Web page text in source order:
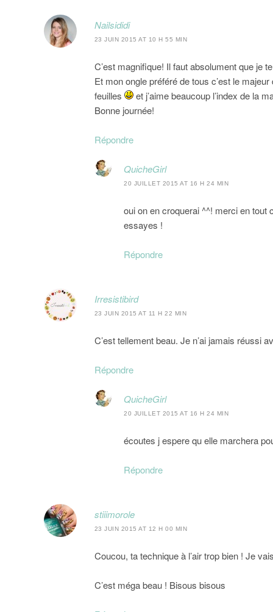
Nailsididi
23 JUIN 2015 AT 10 H 55 MIN
C’est magnifique! Il faut absolument que je
Et mon ongle préféré de tous c’est le
feuilles
et j’aime beaucoup l’index de la
Bonne journée!
Répondre
QuicheGirl
20 JUILLET 2015 AT 16 H 24 MIN
oui on en croquerai ^^! merci en
essayes !
Répondre
Irresistibird
23 JUIN 2015 AT 11 H 22 MIN
C’est tellement beau. Je n’ai jamais réussi
Répondre
QuicheGirl
20 JUILLET 2015 AT 16 H 24 MIN
écoutes j espere qu elle marchera
Répondre
stiiimorole
23 JUIN 2015 AT 12 H 00 MIN
Coucou, ta technique à l’air trop bien ! Je
C’est méga beau ! Bisous bisous